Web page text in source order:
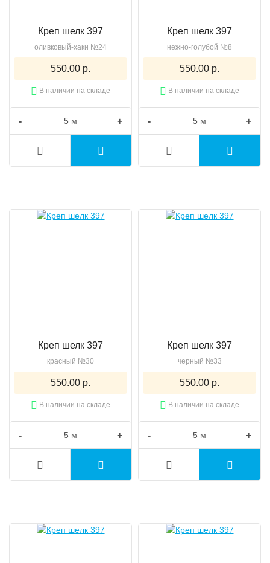
Креп шелк 397
оливковый-хаки №24
550.00 р.
В наличии на складе
- +
Креп шелк 397
нежно-голубой №8
550.00 р.
В наличии на складе
- +
Креп шелк 397
красный №30
550.00 р.
В наличии на складе
- +
Креп шелк 397
черный №33
550.00 р.
В наличии на складе
- +